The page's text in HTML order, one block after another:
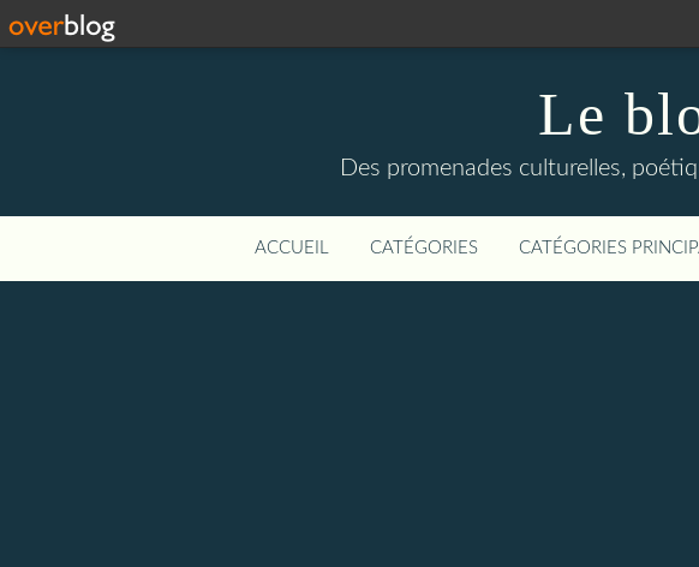
Le
Des promenades culturelles,
ACCUEIL CATÉGORIES CATÉGORIES